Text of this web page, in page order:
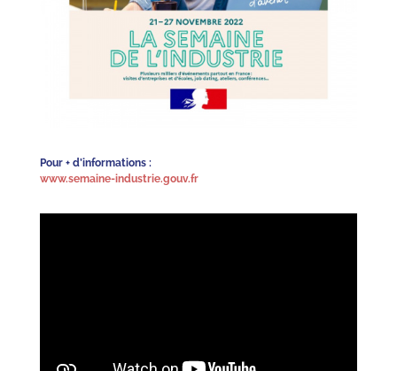
Pour + d’informations :
www.semaine-industrie.gouv.fr